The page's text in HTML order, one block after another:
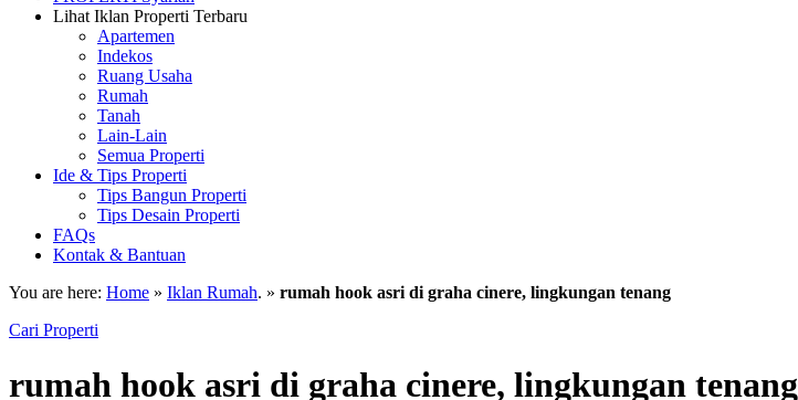
Lihat Iklan Properti Terbaru
Apartemen
Indekos
Ruang Usaha
Rumah
Tanah
Lain-Lain
Semua Properti
Ide & Tips Properti
Tips Bangun Properti
Tips Desain Properti
FAQs
Kontak & Bantuan
You are here: Home » Iklan Rumah. » rumah hook asri di graha cinere, lingkungan tenang
Cari Properti
rumah hook asri di graha cinere, lingkungan tenang